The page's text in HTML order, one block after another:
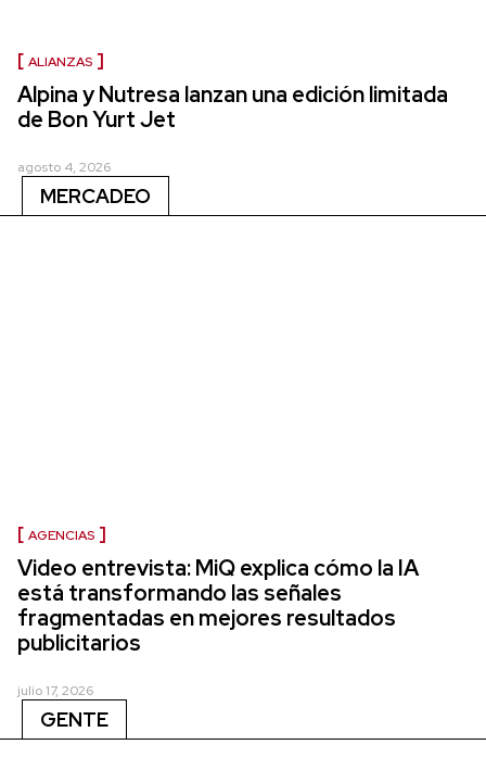
ALIANZAS
Alpina y Nutresa lanzan una edición limitada
de Bon Yurt Jet
agosto 4, 2026
MERCADEO
AGENCIAS
Video entrevista: MiQ explica cómo la IA
está transformando las señales
fragmentadas en mejores resultados
publicitarios
julio 17, 2026
GENTE